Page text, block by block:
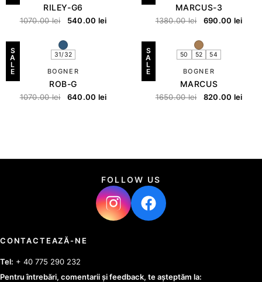
RILEY-G6
1070.00lei 540.00 lei
MARCUS-3
1380.00lei 690.00 lei
S
A
L
E
31/32
BOGNER
ROB-G
1070.00lei 640.00 lei
S
A
L
E
50 52 54
BOGNER
MARCUS
1650.00lei 820.00 lei
FOLLOW US
CONTACTEAZĂ-NE
Tel: + 40 775 290 232
Pentru întrebări, comentarii și feedback, te așteptăm la: